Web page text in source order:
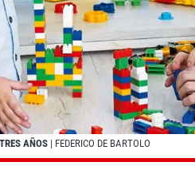
AÑOS | FEDERICO DE BARTOLO